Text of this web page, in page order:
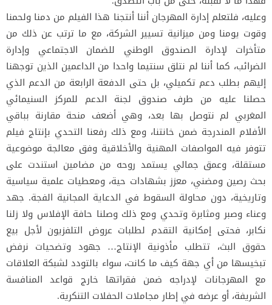
وعليه، فلتعلم إدارة المهرجان أننا أنتجنا هذا الفيلم من دمنا ولحمنا
وقوت يومنا ومن ميزانية تسيير الشركة، مع ما ترتب عن ذلك من
متأخرات لإدارة الصندوق الوطني للضمان الاجتماعي وإدارة
الضرائب، كما أننا لم نتلق سنتيما واحدا من الداعمين الذين توجهنا
إليهم بطلب دعم تكميلي، بل حتى الدفعة الرابعة من الدعم الذي
حصلنا عليه من طرف صندوق لجنة الدعم للمركز السنيمائي
المغربي لم نتوصل بها بعد، وهي أضعف منحة مقارنة بباقي
الأفلام المندرجة ضمن خانتنا، ومع ذلك رفعنا التحدي بإنتاج فيلم
تتوفر فيه المواصفات المهنية والأخلاقية وفق معالجة موضوعية
مستقلة، وعمق جمالي يستمد روحه من مضامين استندت على
بحث رصين ومضني، معزز بشهادات حية، ومعطيات علمية سياسية
وتاريخية، دون محاولة السقوط في الدعاية المجانية الفجة. جهد
وعناء وصبر ومثابرة وتحدي ومع ذلك وصلنا حافة الإفلاس ولا زلنا
نكابر، فحتى إمكانية التقدم لطلبات عروض التلفزيون لأجل بيع
حقوق البث، تتطلب مأذونية الإنتاج… جهود وتضحيات نرفض
تبخيسها من أي جهة كيف ما كانت، سواء بالتودد لشبكة العلاقات
مع المهرجانات لإدراجه ضمن فقراتها خارج قواعد المنافسة
الشريفة، أو عرضه في إطار مجاملات الحفلات التنكرية.